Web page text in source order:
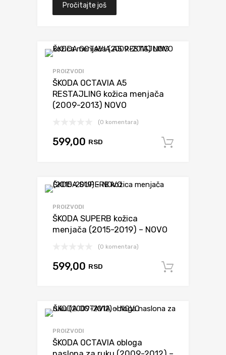
Pročitajte još
PROIZVODI
ŠKODA OCTAVIA A5
RESTAJLING kožica menjača
(2009-2013) NOVO
(0 komentara)
599,00 RSD
PROIZVODI
ŠKODA SUPERB kožica
menjača (2015-2019) – NOVO
(0 komentara)
599,00 RSD
PROIZVODI
ŠKODA OCTAVIA obloga